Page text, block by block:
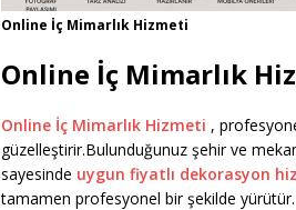
Online İç Mimarlık Hizmeti
Online İç Mimarlık
Online İç Mimarlık Hizmeti ,
güzelleştirir.Bulunduğunuz şehir ve
sayesinde uygun fiyatlı dekorasyon
tamamen profesyonel bir şekilde